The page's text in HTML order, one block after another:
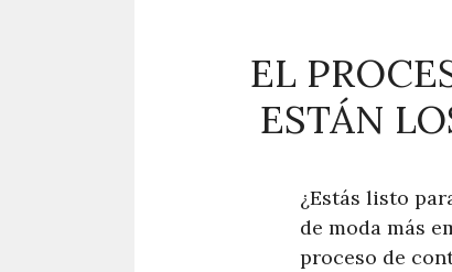
EL
ESTÁN
¿Estás listo
de moda más
proceso de